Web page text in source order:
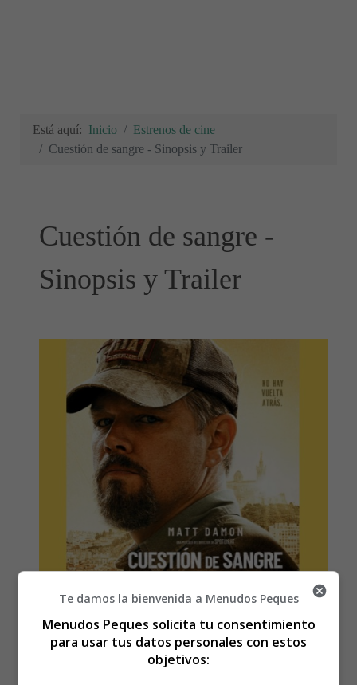
Está aquí: Inicio
Estrenos de cine
Cuestión de sangre - Sinopsis y Trailer
Cuestión de sangre -
Sinopsis y Trailer
Estreno en España de la
Te damos la bienvenida a Menudos Peques
Menudos Peques solicita tu consentimiento
para usar tus datos personales con estos
objetivos: